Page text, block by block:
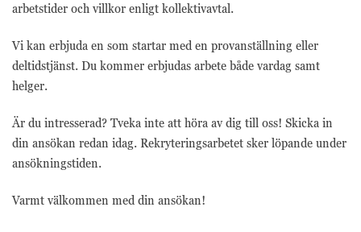
arbetstider och villkor enligt kollektivavtal.
Vi kan erbjuda en som startar med en provanställning eller
deltidstjänst. Du kommer erbjudas arbete både vardag samt
helger.
Är du intresserad? Tveka inte att höra av dig till oss! Skicka in
din ansökan redan idag. Rekryteringsarbetet sker löpande under
ansökningstiden.
Varmt välkommen med din ansökan!